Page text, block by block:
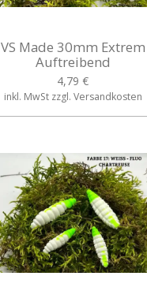
VS Made 30mm Extrem
Auftreibend
4,79 €
inkl. MwSt zzgl. Versandkosten